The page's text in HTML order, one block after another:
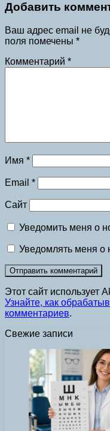
Добавить
Ваш адрес email не
поля помечены *
Комментарий *
Имя *
Email *
Сайт
Уведомить меня о
Уведомлять меня о
Этот сайт использует
Узнайте, как
комментариев.
Свежие записи